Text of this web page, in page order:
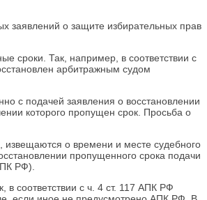
заявлений о защите избирательных прав
сроки. Так, например, в соответствии с
арбитражным судом
с подачей заявления о восстановлении
которого пропущен срок. Просьба о
извещаются о времени и месте судебного
пропущенного срока подачи
РФ).
соответствии с ч. 4 ст. 117 АПК РФ